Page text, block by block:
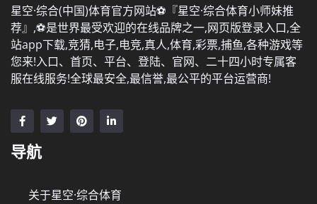
星空·综合(中国)体育官方网站⚽️『星空·综合体育小师妹推
荐』,⚽️是世界最受欢迎的在线品牌之一,网页版登录入口,全
站app下载,竞猜,电子,电竞,真人,体育,彩票,捕鱼,各种游戏等
您来!入口、首页、平台、登陆、官网、二十四小时专属客
服在线服务!全球最安全,最信誉,最公平的平台运营商!
导航
关于星空·综合体育